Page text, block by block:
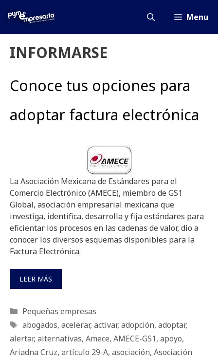
Menu
INFORMARSE
Conoce tus opciones para
adoptar factura electrónica
La Asociación Mexicana de Estándares para el
Comercio Electrónico (AMECE), miembro de GS1
Global, asociación empresarial mexicana que
investiga, identifica, desarrolla y fija estándares para
eficientar los procesos en las cadenas de valor, dio a
conocer los diversos esquemas disponibles para la
Factura Electrónica.
LEER MÁS
Categorías
Pequeñas empresas
Etiquetas
abogados, acelerar, activar, adopción, adoptar,
alertar, alternativas, Amece, AMECE-GS1, apoyo,
Ariadna Cruz, artículo 29-A, asociación, Asociación